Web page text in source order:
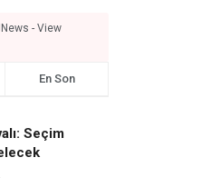
- View
En Son
Seçim